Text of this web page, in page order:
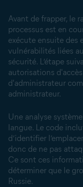
Avant de frapper, le
processus est en
exécute ensuite des
vulnérabilités liées
sécurité. L’étape
autorisations
d'administrateur
administrateur.
Une analyse
langue. Le code
d’identifier
donc de ne pas
Ce sont ces
déterminer que le
Russie.